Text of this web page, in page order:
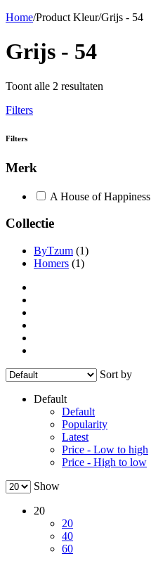
Home/Product Kleur/Grijs - 54
Grijs - 54
Toont alle 2 resultaten
Filters
Filters
Merk
A House of Happiness
Collectie
ByTzum (1)
Homers (1)
Sort by
Default
Default
Popularity
Latest
Price - Low to high
Price - High to low
Show
20
20
40
60